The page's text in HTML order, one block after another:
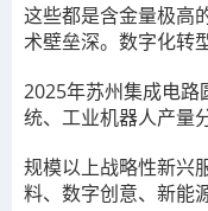
这些都是含金量极高
术壁垒深。数字化转
2025年苏州集成电路
统、工业机器人产量
规模以上战略性新兴
料、数字创意、新能